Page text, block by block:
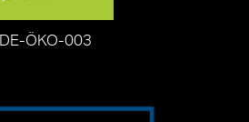
DE-ÖKO-003